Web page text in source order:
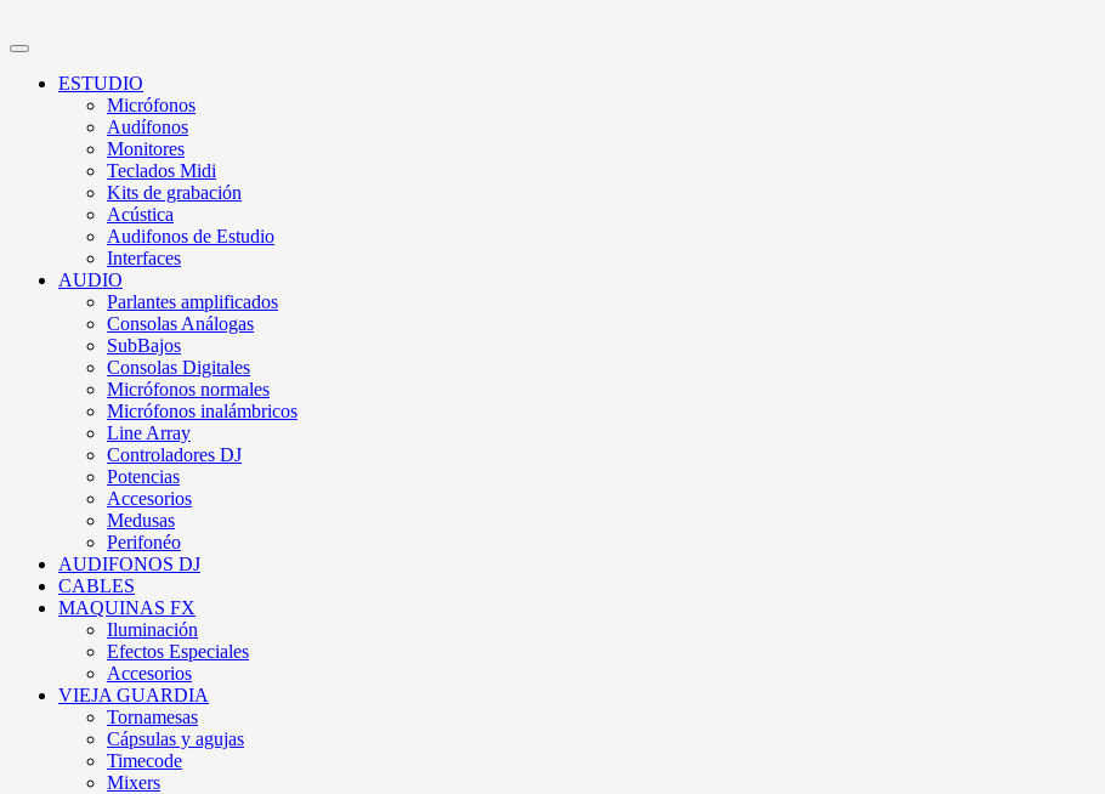
ESTUDIO
Micrófonos
Audífonos
Monitores
Teclados Midi
Kits de grabación
Acústica
Audifonos de Estudio
Interfaces
AUDIO
Parlantes amplificados
Consolas Análogas
SubBajos
Consolas Digitales
Micrófonos normales
Micrófonos inalámbricos
Line Array
Controladores DJ
Potencias
Accesorios
Medusas
Perifonéo
AUDIFONOS DJ
CABLES
MAQUINAS FX
Iluminación
Efectos Especiales
Accesorios
VIEJA GUARDIA
Tornamesas
Cápsulas y agujas
Timecode
Mixers